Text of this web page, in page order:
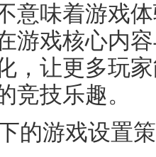
意味着游戏
游戏核心内
，让更多玩
竞技乐趣。
的游戏设置